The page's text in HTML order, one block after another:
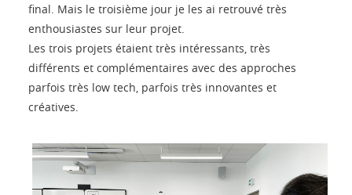
final. Mais le troisième jour je les ai retrouvé très
enthousiastes sur leur projet.
Les trois projets étaient très intéressants, très
différents et complémentaires avec des approches
parfois très low tech, parfois très innovantes et
créatives.